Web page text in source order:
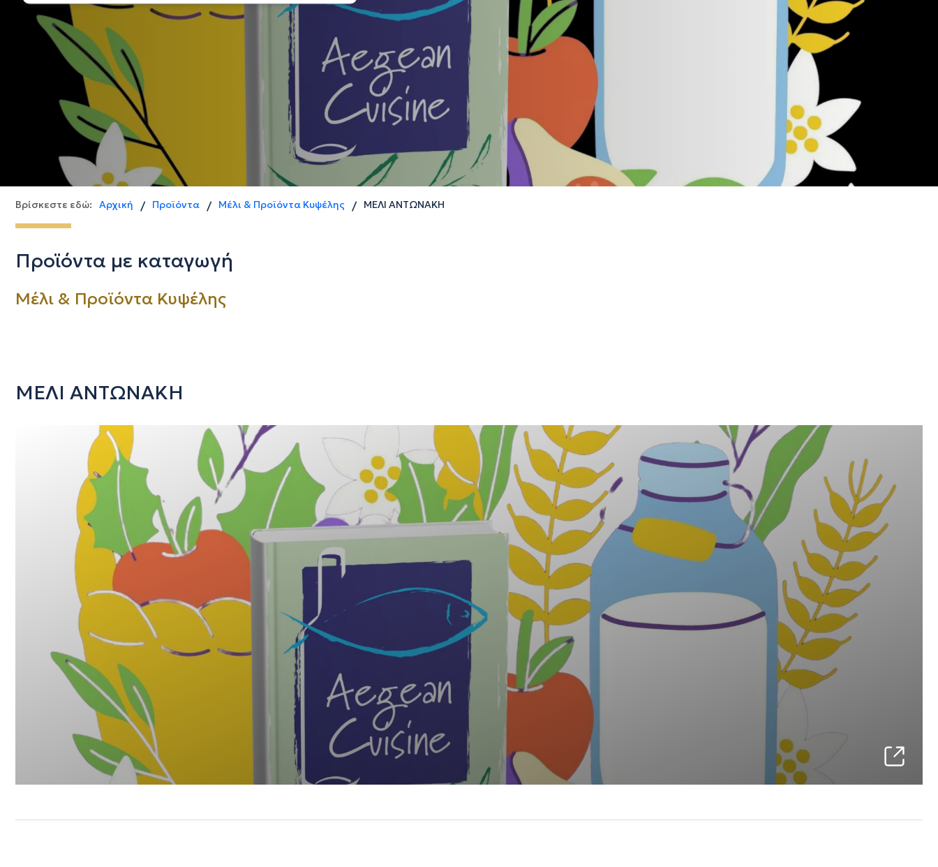
Βρίσκεστε εδώ: Αρχική / Προϊόντα / Μέλι & Προϊόντα Κυψέλης / ΜΕΛΙ ΑΝΤΩΝΑΚΗ
Προϊόντα με καταγωγή
Μέλι & Προϊόντα Κυψέλης
ΜΕΛΙ ΑΝΤΩΝΑΚΗ